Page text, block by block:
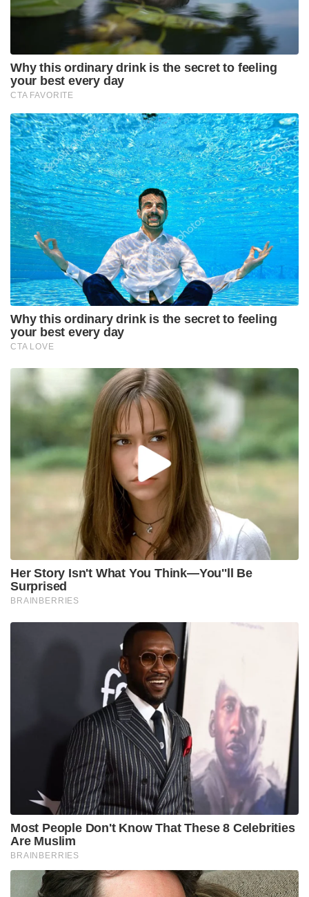
Why this ordinary drink is the secret to feeling
your best every day
CTA FAVORITE
Why this ordinary drink is the secret to feeling
your best every day
CTA LOVE
Her Story Isn't What You Think—You''ll Be
Surprised
BRAINBERRIES
Most People Don't Know That These 8 Celebrities
Are Muslim
BRAINBERRIES